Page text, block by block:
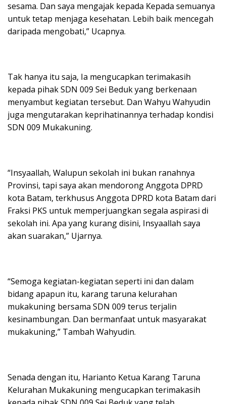
sesama. Dan saya mengajak kepada Kepada semuanya
untuk tetap menjaga kesehatan. Lebih baik mencegah
daripada mengobati,” Ucapnya.
Tak hanya itu saja, Ia mengucapkan terimakasih
kepada pihak SDN 009 Sei Beduk yang berkenaan
menyambut kegiatan tersebut. Dan Wahyu Wahyudin
juga mengutarakan keprihatinannya terhadap kondisi
SDN 009 Mukakuning.
“Insyaallah, Walupun sekolah ini bukan ranahnya
Provinsi, tapi saya akan mendorong Anggota DPRD
kota Batam, terkhusus Anggota DPRD kota Batam dari
Fraksi PKS untuk memperjuangkan segala aspirasi di
sekolah ini. Apa yang kurang disini, Insyaallah saya
akan suarakan,” Ujarnya.
“Semoga kegiatan-kegiatan seperti ini dan dalam
bidang apapun itu, karang taruna kelurahan
mukakuning bersama SDN 009 terus terjalin
kesinambungan. Dan bermanfaat untuk masyarakat
mukakuning,” Tambah Wahyudin.
Senada dengan itu, Harianto Ketua Karang Taruna
Kelurahan Mukakuning mengucapkan terimakasih